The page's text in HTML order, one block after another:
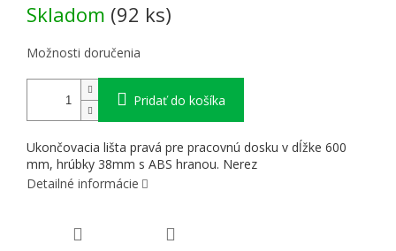
Skladom (92 ks)
Možnosti doručenia
Pridať do košíka
Ukončovacia lišta pravá pre pracovnú dosku v dĺžke 600
mm, hrúbky 38mm s ABS hranou. Nerez
Detailné informácie